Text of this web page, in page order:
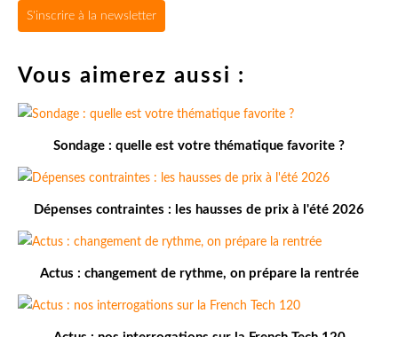
S'inscrire à la newsletter
Vous aimerez aussi :
Sondage : quelle est votre thématique favorite ?
Dépenses contraintes : les hausses de prix à l'été 2026
Actus : changement de rythme, on prépare la rentrée